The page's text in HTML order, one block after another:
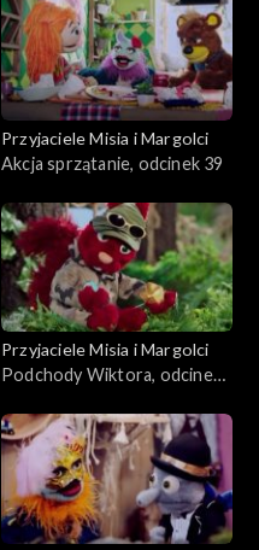
Przyjaciele Misia i Margolci
Akcja sprzątanie, odcinek 39
Przyjaciele Misia i Margolci
Podchody Wiktora, odcinek